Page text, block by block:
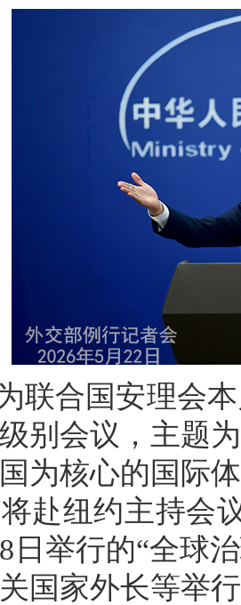
联合国安理会
别会议，主题
为核心的国际
赴纽约主持会
日举行的“全球
国家外长等举